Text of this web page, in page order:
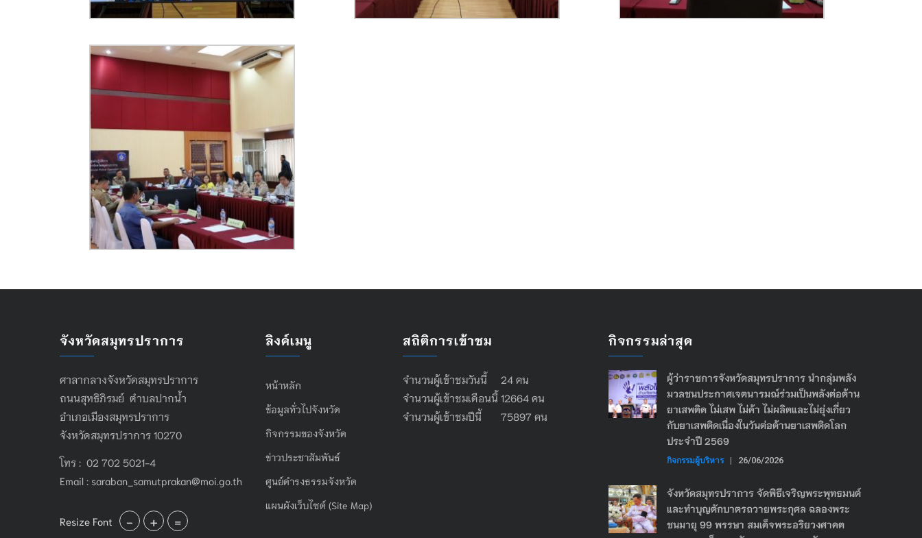
จังหวัดสมุทรปราการ
ศาลากลางจังหวัดสมุทรปราการ
ถนนสุทธิภิรมย์ ตำบลปากน้ำ
อำเภอเมืองสมุทรปราการ
จังหวัดสมุทรปราการ 10270
โทร : 02 702 5021-4
Email : saraban_samutprakan@moi.go.th
Resize Font - + =
ลิงค์เมนู
หน้าหลัก
ข้อมูลทั่วไปจังหวัด
กิจกรรมของจังหวัด
ข่าวประชาสัมพันธ์
ศูนย์ดำรงธรรมจังหวัด
แผนผังเว็บไซต์ (Site Map)
สถิติการเข้าชม
จำนวนผู้เข้าชมวันนี้ 24 คน
จำนวนผู้เข้าชมเดือนนี้ 12664 คน
จำนวนผู้เข้าชมปีนี้ 75897 คน
กิจกรรมล่าสุด
ผู้ว่าราชการจังหวัดสมุทรปราการ นำกลุ่มพลัง
มวลชนประกาศเจตนารมณ์ร่วมเป็นพลังต่อต้าน
ยาเสพติด ไม่เสพ ไม่ค้า ไม่ผลิตและไม่ยุ่งเกี่ยว
กับยาเสพติดเนื่องในวันต่อต้านยาเสพติดโลก
ประจำปี 2569
กิจกรรมผู้บริหาร | 26/06/2026
จังหวัดสมุทรปราการ จัดพิธีเจริญพระพุทธมนต์
และทำบุญตักบาตรถวายพระกุศล ฉลองพระ
ชนมายุ 99 พรรษา สมเด็จพระอริยวงศาคต